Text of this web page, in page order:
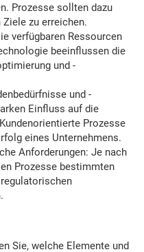
Prozesse sollten dazu
zu erreichen.
verfügbaren Ressourcen
beeinflussen die
und -
und -
Einfluss auf die
Prozesse
eines Unternehmens.
Anforderungen: Je nach
Prozesse bestimmten
Sie, welche Elemente und